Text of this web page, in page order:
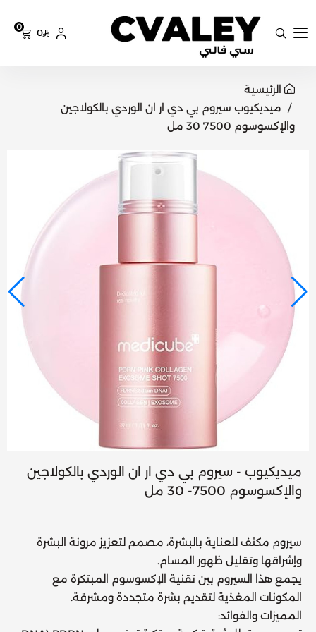
سي فالي
0
0
الرئيسية
ميديكيوب سيروم بي دي ار ان الوردي بالكولاجين
والإكسوسوم 7500 30 مل
ميديكيوب - سيروم بي دي ار ان الوردي بالكولاجين
والإكسوسوم 7500- 30 مل
سيروم مكثف للعناية بالبشرة، مصمم لتعزيز مرونة البشرة
وإشراقها وتقليل ظهور المسام.
يجمع هذا السيروم بين تقنية الإكسوسوم المبتكرة مع
المكونات المغذية لتقديم بشرة متجددة ومشرقة.
المميزات والفوائد: